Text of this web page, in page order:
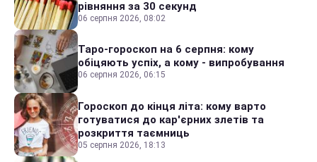
рівняння за 30 секунд
06 серпня 2026, 08:02
Таро-гороскоп на 6 серпня: кому
обіцяють успіх, а кому - випробування
06 серпня 2026, 06:15
Гороскоп до кінця літа: кому варто
готуватися до кар'єрних злетів та
розкриття таємниць
05 серпня 2026, 18:13